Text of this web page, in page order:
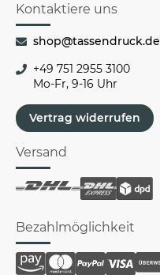
Kontaktiere uns
shop@tassendruck.de
+49 751 2955 3100
Mo-Fr, 9-16 Uhr
Vertrag widerrufen
Versand
Bezahlmöglichkeit